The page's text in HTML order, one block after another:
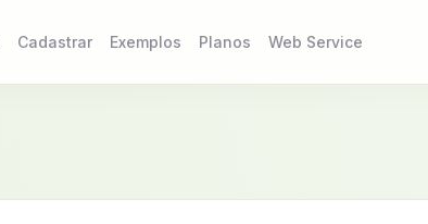
Cadastrar Exemplos Planos Web Service